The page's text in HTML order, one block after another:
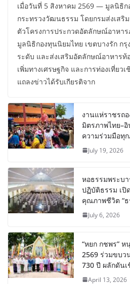
เมื่อวันที่ 5 สิงหาคม 2569 — มูลนิธิ
กระทรวงวัฒนธรรม โดยกรมส่งเสริ
ตัวโครงการประกวดอัตลักษณ์อาหา
มูลนิธิกองทุนนิยมไทย เขตบางรัก กรุ
ระดับ และส่งเสริมอัตลักษณ์อาหารท้
เพิ่มทางเศรษฐกิจ และการท่องเที่ยว
แถลงข่าวได้รับเกียรติจาก
งานแห่ราชรถ
มิตรภาพไทย–อิ
ความร่วมมือทุ
July 19, 2026
หอธรรมพระบ
ปฏิบัติธรรม เปิ
คุณภาพชีวิต “ธ
July 6, 2026
“หยก กชพร” ห
2569 ร่วมขบ
730 ปี ผลักดันเ
April 13, 2026